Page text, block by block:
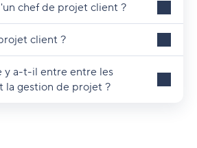
chef de projet client ?
client ?
y a-t-il entre entre les
la gestion de projet ?